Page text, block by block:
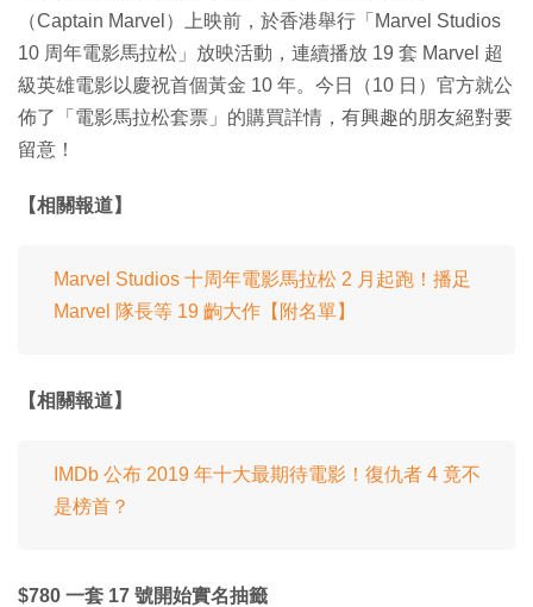
（Captain Marvel）上映前，於香港舉行「Marvel Studios
10 周年電影馬拉松」放映活動，連續播放 19 套 Marvel 超
級英雄電影以慶祝首個黃金 10 年。今日（10 日）官方就公
佈了「電影馬拉松套票」的購買詳情，有興趣的朋友絕對要
留意！
【相關報道】
Marvel Studios 十周年電影馬拉松 2 月起跑！播足
Marvel 隊長等 19 齣大作【附名單】
【相關報道】
IMDb 公布 2019 年十大最期待電影！復仇者 4 竟不
是榜首？
$780 一套 17 號開始實名抽籤